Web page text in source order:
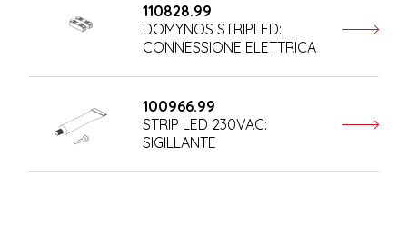
110828.99
DOMYNOS STRIPLED:
CONNESSIONE ELETTRICA
100966.99
STRIP LED 230VAC:
SIGILLANTE